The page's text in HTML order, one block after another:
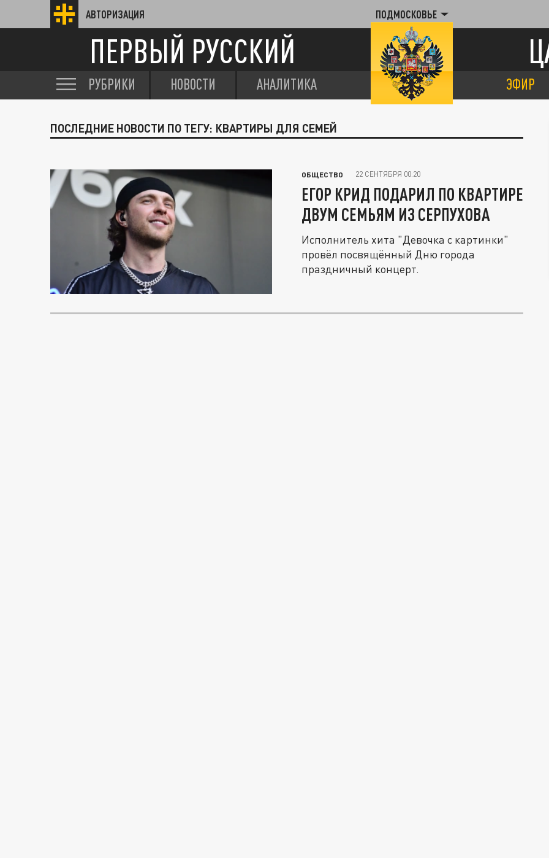
АВТОРИЗАЦИЯ ПОДМОСКОВЬЕ
ПЕРВЫЙ РУССКИЙ
РУБРИКИ НОВОСТИ АНАЛИТИКА ЭФИР
ПОСЛЕДНИЕ НОВОСТИ ПО ТЕГУ: КВАРТИРЫ ДЛЯ СЕМЕЙ
ОБЩЕСТВО 22 СЕНТЯБРЯ 00:20
ЕГОР КРИД ПОДАРИЛ ПО КВАРТИРЕ
ДВУМ СЕМЬЯМ ИЗ СЕРПУХОВА
Исполнитель хита "Девочка с картинки"
провёл посвящённый Дню города
праздничный концерт.